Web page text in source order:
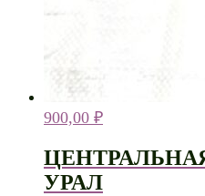
900,00 ₽
УРАЛ